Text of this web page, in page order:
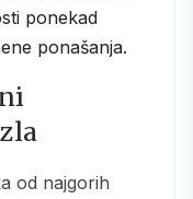
ponekad
ponašanja.